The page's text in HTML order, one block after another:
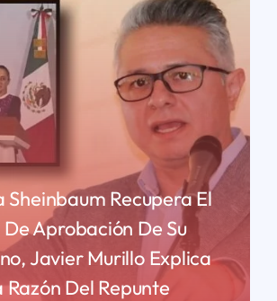
Sheinbaum Recupera El
De Aprobación De Su
Javier Murillo Explica
Razón Del Repunte